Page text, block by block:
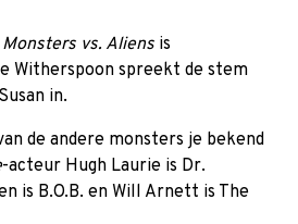
Monsters vs. Aliens is
Witherspoon spreekt de stem
in.
de andere monsters je bekend
-acteur Hugh Laurie is Dr.
is B.O.B. en Will Arnett is The